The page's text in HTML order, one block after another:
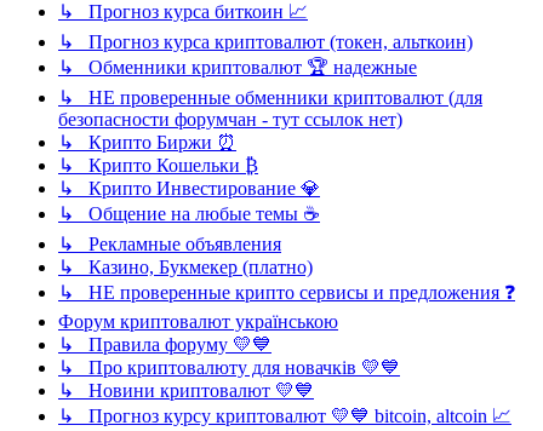
↳ Прогноз курса биткоин 📈
↳ Прогноз курса криптовалют (токен, альткоин)
↳ Обменники криптовалют 🏆 надежные
↳ НЕ проверенные обменники криптовалют (для
безопасности форумчан - тут ссылок нет)
↳ Крипто Биржи ⏰
↳ Крипто Кошельки ₿
↳ Крипто Инвестирование 💎
↳ Общение на любые темы ☕
↳ Рекламные объявления
↳ Казино, Букмекер (платно)
↳ НЕ проверенные крипто сервисы и предложения ❓
Форум криптовалют українською
↳ Правила форуму 💛💙
↳ Про криптовалюту для новачків 💛💙
↳ Новини криптовалют 💛💙
↳ Прогноз курсу криптовалют 💛💙 bitcoin, altcoin 📈